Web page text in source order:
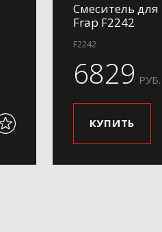
Смеситель
Frap F2242
F2242
6829 РУБ.
КУПИТЬ